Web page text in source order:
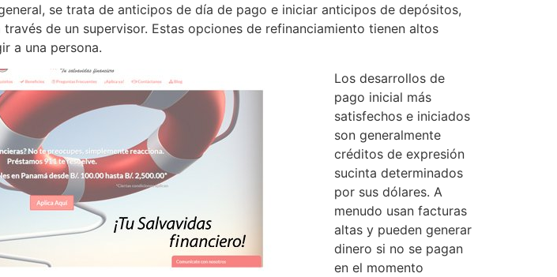
se trata de anticipos de día de pago e iniciar anticipos de depósitos,
de un supervisor. Estas opciones de refinanciamiento tienen altos
a una persona.
Los desarrollos de
pago inicial más
satisfechos e iniciados
son generalmente
créditos de expresión
sucinta determinados
por sus dólares. A
menudo usan facturas
altas y pueden generar
dinero si no se pagan
en el momento